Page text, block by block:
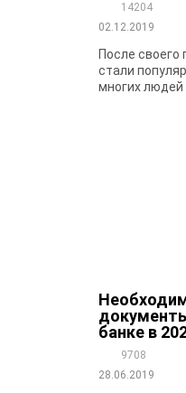
14204
02.12.2019
После
стали
многих
банке в
9708
28.06.2019